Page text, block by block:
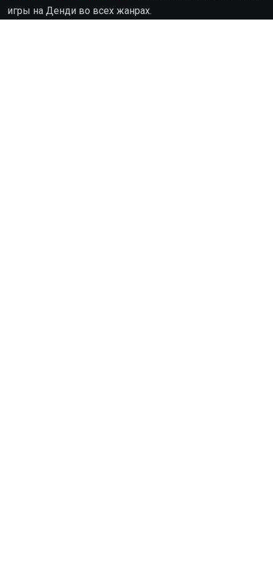
игры на Денди во всех жанрах.